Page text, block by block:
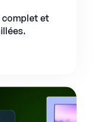
complet et